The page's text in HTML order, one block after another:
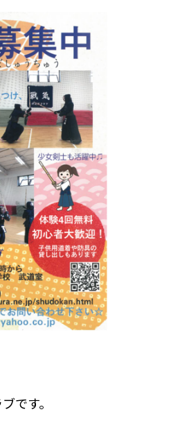
です。